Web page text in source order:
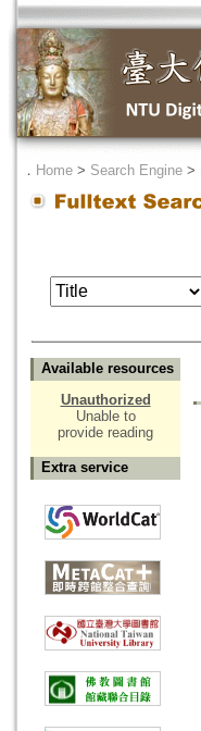
． Home > Search Engine >
Available resources
Unauthorized
Unable to
provide reading
Extra service